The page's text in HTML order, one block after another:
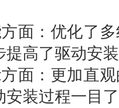
：优化了多
提高了驱动安
：更加直观
安装过程一目